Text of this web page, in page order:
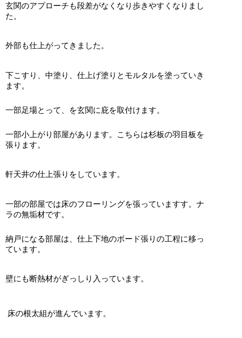
玄関のアプローチも段差がなくなり歩きやすくなりまし
た。
外部も仕上がってきました。
下こすり、中塗り、仕上げ塗りとモルタルを塗っていき
ます。
一部足場とって、を玄関に庇を取付けます。
一部小上がり部屋があります。こちらは杉板の羽目板を
張ります。
軒天井の仕上張りをしています。
一部の部屋では床のフローリングを張っていますす。ナ
ラの無垢材です。
納戸になる部屋は、仕上下地のボード張りの工程に移っ
ています。
壁にも断熱材がぎっしり入っています。
床の根太組が進んでいます。